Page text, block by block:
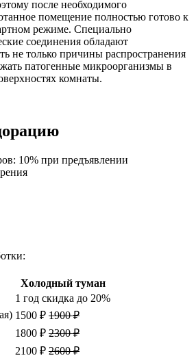
после необходимого
помещение полностью готово к
режиме. Специально
соединения обладают
не только причины распространения
патогенные микроорганизмы в
комнаты.
10% при предъявлении
Холодный туман
1 год скидка до 20%
1500 ₽ 1900 ₽
1800 ₽ 2300 ₽
2100 ₽ 2600 ₽